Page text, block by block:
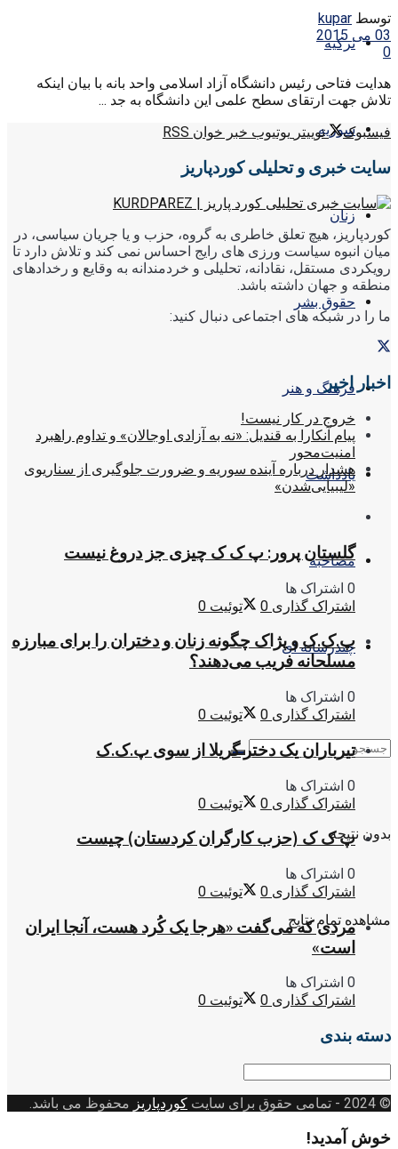
ترکیه
سوریه
زنان
حقوق بشر
فرهنگ و هنر
یادداشت
مصاحبه
چندرسانه ای
بدون نتیجه
مشاهده تمام نتایج
توسط kupar
03 می 2015
0
هدایت فتاحی رئیس دانشگاه آزاد اسلامی واحد بانه با بیان اینکه
تلاش جهت ارتقای سطح علمی این دانشگاه به جد ...
فیسبوک
توییتر یوتیوب خبر خوان RSS
سایت خبری و تحلیلی کوردپاریز
کوردپاریز، هیچ تعلق خاطری به گروه، حزب و یا جریان سیاسی، در
میان انبوه سیاست ورزی های رایج احساس نمی کند و تلاش دارد تا
رویکردی مستقل، نقادانه، تحلیلی و خردمندانه به وقایع و رخدادهای
منطقه و جهان داشته باشد.
ما را در شبکه های اجتماعی دنبال کنید:
اخبار اخیر
خروج در کار نیست!
پیام آنکارا به قندیل: «نه به آزادی اوجالان» و تداوم راهبرد
امنیت‌محور
هشدار درباره آینده سوریه و ضرورت جلوگیری از سناریوی
«لیبیایی‌شدن»
گلستان پرور: پ ک ک چیزی جز دروغ نیست
0 اشتراک ها
اشتراک گذاری 0 توئیت 0
پ.ک.ک و پژاک چگونه زنان و دختران را برای مبارزه
مسلحانه فریب می‌دهند؟
0 اشتراک ها
اشتراک گذاری 0 توئیت 0
تیرباران یک دختر گریلا از سوی پ.ک.ک
0 اشتراک ها
اشتراک گذاری 0 توئیت 0
پ ک ک (حزب کارگران کردستان) چیست
0 اشتراک ها
اشتراک گذاری 0 توئیت 0
مردی که می‌گفت «هرجا یک کُرد هست، آنجا ایران
است»
0 اشتراک ها
اشتراک گذاری 0 توئیت 0
دسته بندی
دسته
© 2024
- تمامی حقوق برای سایت کوردپاریز محفوظ می باشد.
خوش آمدید!